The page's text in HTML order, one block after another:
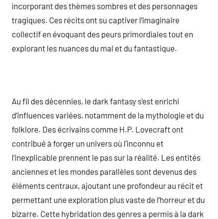
incorporant des thèmes sombres et des personnages
tragiques. Ces récits ont su captiver l’imaginaire
collectif en évoquant des peurs primordiales tout en
explorant les nuances du mal et du fantastique.
Au fil des décennies, le dark fantasy s’est enrichi
d’influences variées, notamment de la mythologie et du
folklore. Des écrivains comme H.P. Lovecraft ont
contribué à forger un univers où l’inconnu et
l’inexplicable prennent le pas sur la réalité. Les entités
anciennes et les mondes parallèles sont devenus des
éléments centraux, ajoutant une profondeur au récit et
permettant une exploration plus vaste de l’horreur et du
bizarre. Cette hybridation des genres a permis à la dark